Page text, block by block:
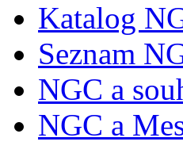
Katalog
Seznam
NGC a
NGC a